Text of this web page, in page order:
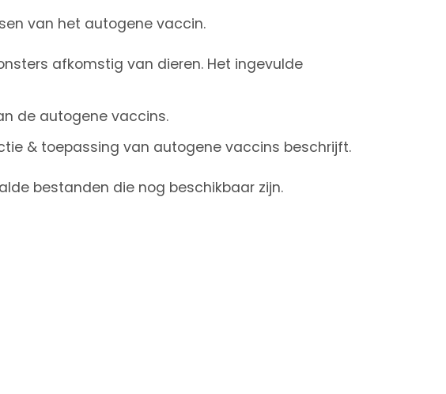
van het autogene vaccin.
afkomstig van dieren. Het ingevulde
de autogene vaccins.
& toepassing van autogene vaccins beschrijft.
bestanden die nog beschikbaar zijn.